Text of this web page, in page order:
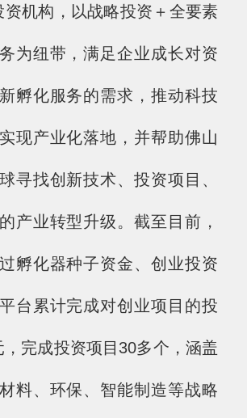
资机构，以战略投资＋全要素
为纽带，满足企业成长对资
孵化服务的需求，推动科技
现产业化落地，并帮助佛山
寻找创新技术、投资项目、
产业转型升级。截至目前，
孵化器种子资金、创业投资
台累计完成对创业项目的投
，完成投资项目30多个，涵盖
料、环保、智能制造等战略